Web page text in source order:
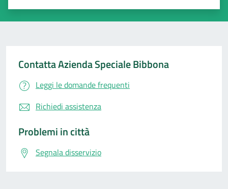
Valuta 5 stelle su 5
Valuta 4 stelle su 5
Valuta 3 stelle su 5
Valuta 2 stelle su 5
Valuta 1 stelle su 5
Contatta Azienda Speciale Bibbona
Leggi le domande frequenti
Richiedi assistenza
Problemi in città
Segnala disservizio